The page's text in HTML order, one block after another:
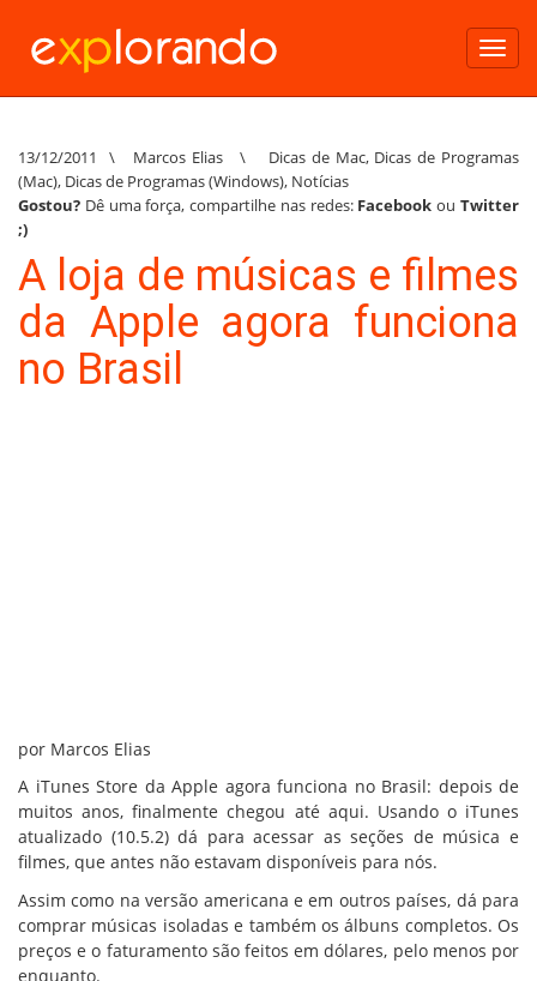
13/12/2011 \ Marcos Elias\ Dicas de Mac, Dicas de Programas
(Mac), Dicas de Programas (Windows), Notícias
Gostou? Dê uma força, compartilhe nas redes: Facebook ouTwitter
;)
A loja de músicas e filmes
da Apple agora funciona
no Brasil
por Marcos Elias
A iTunes Store da Apple agora funciona no Brasil: depois de
muitos anos, finalmente chegou até aqui. Usando o iTunes
atualizado (10.5.2) dá para acessar as seções de música e
filmes, que antes não estavam disponíveis para nós.
Assim como na versão americana e em outros países, dá para
comprar músicas isoladas e também os álbuns completos. Os
preços e o faturamento são feitos em dólares, pelo menos por
enquanto.